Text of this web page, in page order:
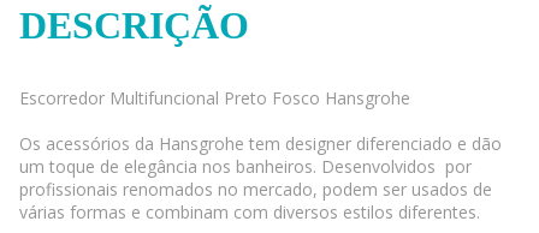
DESCRIÇÃO
Escorredor Multifuncional Preto Fosco Hansgrohe
Os acessórios da Hansgrohe tem designer diferenciado e dão
um toque de elegância nos banheiros. Desenvolvidos por
profissionais renomados no mercado, podem ser usados de
várias formas e combinam com diversos estilos diferentes.